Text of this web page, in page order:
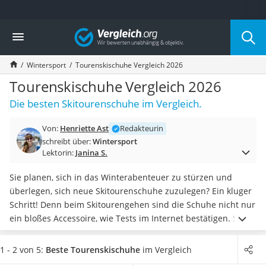
Die beliebtesten Vergleiche nach Kategorie
Freizeit & Sport
Gartentrampolin
Trampolin
Metalldetektor
Eufab-Fahrradträger
Trampolin 366 cm
Aluminium-Koffer
Futterboot
E-Bike-Dreirad
Trekkingschuhe Herren
Reisetasche mit Rollen
Klimmzugstation
Koffer
Nachtsichtgerät
Vergleich
Wintersport Tourenskischuhe Vergleich 2026
Tourenskischuhe Vergleich 2026
Die besten Skitourenschuhe im Vergleich.
Von: Henriette Ast
Redakteurin
schreibt über:Wintersport
Lektorin: Janina S.
Sie planen, sich in das Winterabenteuer zu stürzen und
überlegen, sich neue Skitourenschuhe zuzulegen? Ein kluger
Schritt! Denn beim Skitourengehen sind die Schuhe nicht nur
ein bloßes Accessoire, wie Tests im Internet bestätigen. Sie
sorgen füroptimalen Halt und gewährleisten bei jedem
Schritt Sicherheitund Komfort. Sorgen Sie mit einem
1 - 2 von 5: Beste Tourenskischuhe im Vergleich